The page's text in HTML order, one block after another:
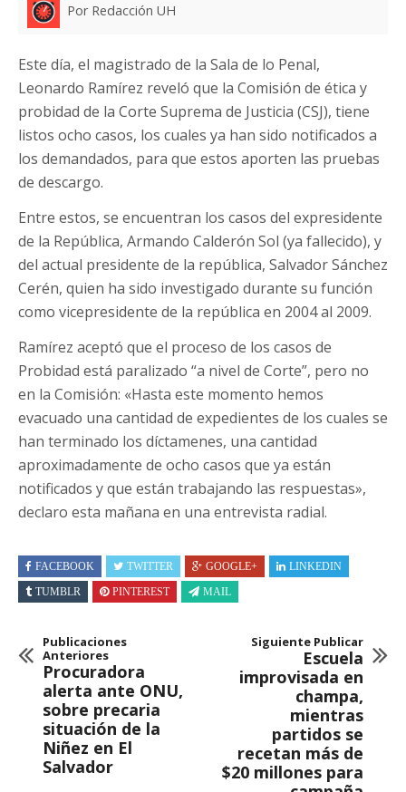
Por Redacción UH
Este día, el magistrado de la Sala de lo Penal,
Leonardo Ramírez reveló que la Comisión de ética y
probidad de la Corte Suprema de Justicia (CSJ), tiene
listos ocho casos, los cuales ya han sido notificados a
los demandados, para que estos aporten las pruebas
de descargo.
Entre estos, se encuentran los casos del expresidente
de la República, Armando Calderón Sol (ya fallecido), y
del actual presidente de la república, Salvador Sánchez
Cerén, quien ha sido investigado durante su función
como vicepresidente de la república en 2004 al 2009.
Ramírez aceptó que el proceso de los casos de
Probidad está paralizado “a nivel de Corte”, pero no
en la Comisión: «Hasta este momento hemos
evacuado una cantidad de expedientes de los cuales se
han terminado los díctamenes, una cantidad
aproximadamente de ocho casos que ya están
notificados y que están trabajando las respuestas»,
declaro esta mañana en una entrevista radial.
FACEBOOK TWITTER GOOGLE+
LINKEDIN
TUMBLR
PINTEREST MAIL
Publicaciones
Anteriores
Procuradora
alerta ante ONU,
sobre precaria
situación de la
Niñez en El
Salvador
Siguiente Publicar
Escuela
improvisada en
champa,
mientras
partidos se
recetan más de
$20 millones para